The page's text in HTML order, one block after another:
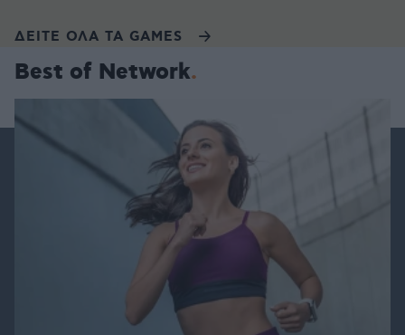
ΔΕΙΤΕ ΟΛΑ ΤΑ GAMES
Best of Network